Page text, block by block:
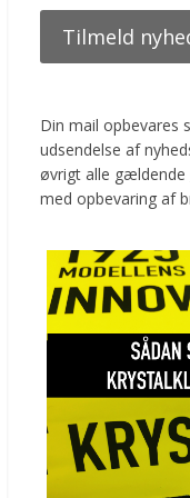
Din mail opbevares
udsendelse af
øvrigt alle gældende
med opbevaring af